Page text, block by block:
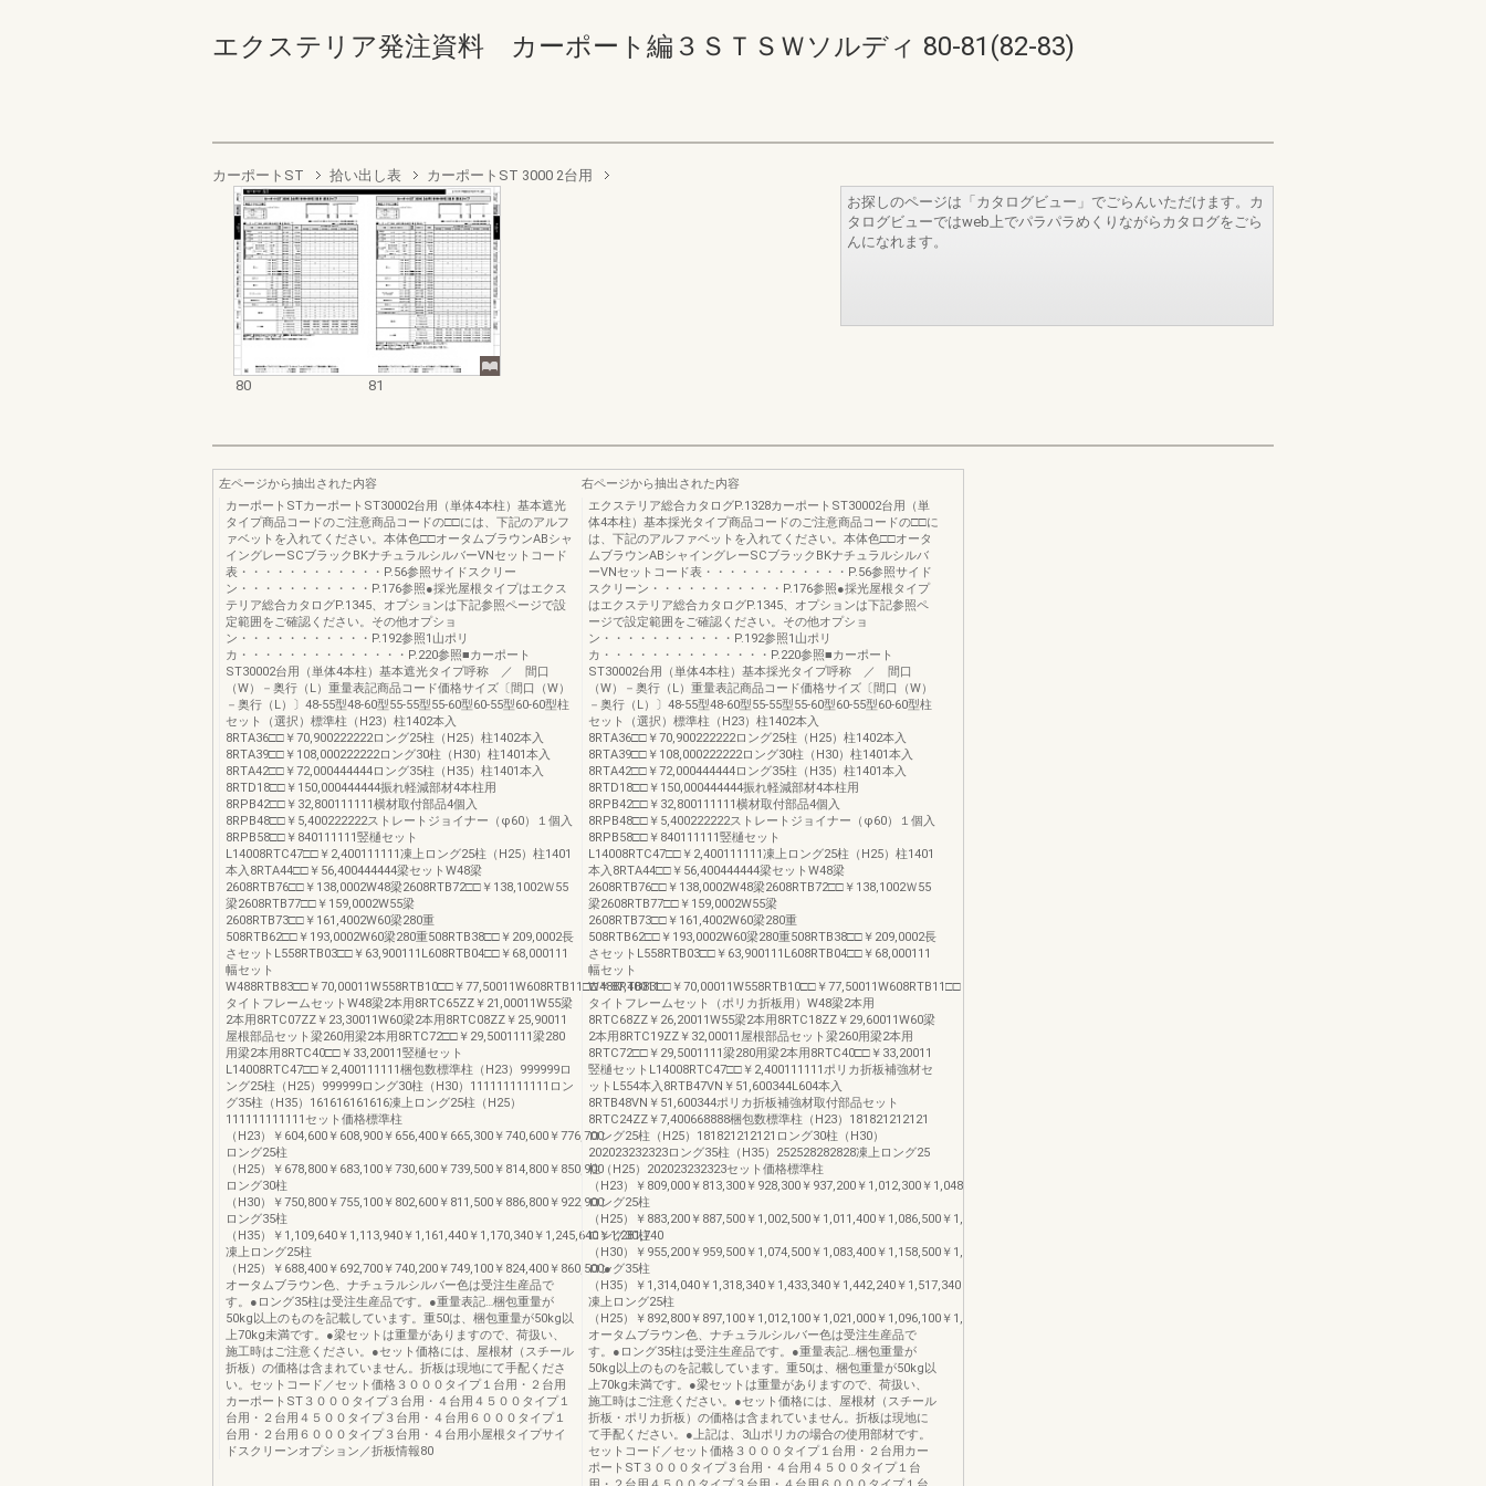
エクステリア発注資料 カーポート編３ＳＴＳＷソルディ 80-81(82-83)
カーポートST 拾い出し表 カーポートST 3000 2台用
80 81
お探しのページは「カタログビュー」でごらんいただけます。カ
タログビューではweb上でパラパラめくりながらカタログをごら
んになれます。
左ページから抽出された内容
カーポートSTカーポートST30002台用（単体4本柱）基本遮光
タイプ商品コードのご注意商品コードの□□には、下記のアルフ
ァベットを入れてください。本体色□□オータムブラウンABシャ
イングレーSCブラックBKナチュラルシルバーVNセットコード
表・・・・・・・・・・・・P.56参照サイドスクリー
ン・・・・・・・・・・・P.176参照●採光屋根タイプはエクス
テリア総合カタログP.1345、オプションは下記参照ページで設
定範囲をご確認ください。その他オプショ
ン・・・・・・・・・・・P.192参照1山ポリ
カ・・・・・・・・・・・・・・P.220参照■カーポート
ST30002台用（単体4本柱）基本遮光タイプ呼称 ／ 間口
（W）－奥行（L）重量表記商品コード価格サイズ〔間口（W）
－奥行（L）〕48-55型48-60型55-55型55-60型60-55型60-60型柱
セット（選択）標準柱（H23）柱1402本入
8RTA36□□￥70,900222222ロング25柱（H25）柱1402本入
8RTA39□□￥108,000222222ロング30柱（H30）柱1401本入
8RTA42□□￥72,000444444ロング35柱（H35）柱1401本入
8RTD18□□￥150,000444444振れ軽減部材4本柱用
8RPB42□□￥32,800111111横材取付部品4個入
8RPB48□□￥5,400222222ストレートジョイナー（φ60）１個入
8RPB58□□￥840111111竪樋セット
L14008RTC47□□￥2,400111111凍上ロング25柱（H25）柱1401
本入8RTA44□□￥56,400444444梁セットW48梁
2608RTB76□□￥138,0002W48梁2608RTB72□□￥138,1002Ｗ55
梁2608RTB77□□￥159,0002W55梁
2608RTB73□□￥161,4002W60梁280重
508RTB62□□￥193,0002W60梁280重508RTB38□□￥209,0002長
さセットL558RTB03□□￥63,900111L608RTB04□□￥68,000111
幅セット
W488RTB83□□￥70,00011W558RTB10□□￥77,50011W608RTB11□□￥87,40011
タイトフレームセットW48梁2本用8RTC65ZZ￥21,00011W55梁
2本用8RTC07ZZ￥23,30011W60梁2本用8RTC08ZZ￥25,90011
屋根部品セット梁260用梁2本用8RTC72□□￥29,5001111梁280
用梁2本用8RTC40□□￥33,20011竪樋セット
L14008RTC47□□￥2,400111111梱包数標準柱（H23）999999ロ
ング25柱（H25）999999ロング30柱（H30）111111111111ロン
グ35柱（H35）161616161616凍上ロング25柱（H25）
111111111111セット価格標準柱
（H23）￥604,600￥608,900￥656,400￥665,300￥740,600￥776,700
ロング25柱
（H25）￥678,800￥683,100￥730,600￥739,500￥814,800￥850,900
ロング30柱
（H30）￥750,800￥755,100￥802,600￥811,500￥886,800￥922,900
ロング35柱
（H35）￥1,109,640￥1,113,940￥1,161,440￥1,170,340￥1,245,640￥1,281,740
凍上ロング25柱
（H25）￥688,400￥692,700￥740,200￥749,100￥824,400￥860,500●
オータムブラウン色、ナチュラルシルバー色は受注生産品で
す。●ロング35柱は受注生産品です。●重量表記…梱包重量が
50kg以上のものを記載しています。重50は、梱包重量が50kg以
上70kg未満です。●梁セットは重量がありますので、荷扱い、
施工時はご注意ください。●セット価格には、屋根材（スチール
折板）の価格は含まれていません。折板は現地にて手配くださ
い。セットコード／セット価格３０００タイプ１台用・２台用
カーポートST３０００タイプ３台用・４台用４５００タイプ１
台用・２台用４５００タイプ３台用・４台用６０００タイプ１
台用・２台用６０００タイプ３台用・４台用小屋根タイプサイ
ドスクリーンオプション／折板情報80
右ページから抽出された内容
エクステリア総合カタログP.1328カーポートST30002台用（単
体4本柱）基本採光タイプ商品コードのご注意商品コードの□□に
は、下記のアルファベットを入れてください。本体色□□オータ
ムブラウンABシャイングレーSCブラックBKナチュラルシルバ
ーVNセットコード表・・・・・・・・・・・・P.56参照サイド
スクリーン・・・・・・・・・・・P.176参照●採光屋根タイプ
はエクステリア総合カタログP.1345、オプションは下記参照ペ
ージで設定範囲をご確認ください。その他オプショ
ン・・・・・・・・・・・P.192参照1山ポリ
カ・・・・・・・・・・・・・・P.220参照■カーポート
ST30002台用（単体4本柱）基本採光タイプ呼称 ／ 間口
（W）－奥行（L）重量表記商品コード価格サイズ〔間口（W）
－奥行（L）〕48-55型48-60型55-55型55-60型60-55型60-60型柱
セット（選択）標準柱（H23）柱1402本入
8RTA36□□￥70,900222222ロング25柱（H25）柱1402本入
8RTA39□□￥108,000222222ロング30柱（H30）柱1401本入
8RTA42□□￥72,000444444ロング35柱（H35）柱1401本入
8RTD18□□￥150,000444444振れ軽減部材4本柱用
8RPB42□□￥32,800111111横材取付部品4個入
8RPB48□□￥5,400222222ストレートジョイナー（φ60）１個入
8RPB58□□￥840111111竪樋セット
L14008RTC47□□￥2,400111111凍上ロング25柱（H25）柱1401
本入8RTA44□□￥56,400444444梁セットW48梁
2608RTB76□□￥138,0002W48梁2608RTB72□□￥138,1002Ｗ55
梁2608RTB77□□￥159,0002W55梁
2608RTB73□□￥161,4002W60梁280重
508RTB62□□￥193,0002W60梁280重508RTB38□□￥209,0002長
さセットL558RTB03□□￥63,900111L608RTB04□□￥68,000111
幅セット
W488RTB83□□￥70,00011W558RTB10□□￥77,50011W608RTB11□□￥87,40011
タイトフレームセット（ポリカ折板用）W48梁2本用
8RTC68ZZ￥26,20011W55梁2本用8RTC18ZZ￥29,60011W60梁
2本用8RTC19ZZ￥32,00011屋根部品セット梁260用梁2本用
8RTC72□□￥29,5001111梁280用梁2本用8RTC40□□￥33,20011
竪樋セットL14008RTC47□□￥2,400111111ポリカ折板補強材セ
ットL554本入8RTB47VN￥51,600344L604本入
8RTB48VN￥51,600344ポリカ折板補強材取付部品セット
8RTC24ZZ￥7,400668888梱包数標準柱（H23）181821212121
ロング25柱（H25）181821212121ロング30柱（H30）
202023232323ロング35柱（H35）252528282828凍上ロング25
柱（H25）202023232323セット価格標準柱
（H23）￥809,000￥813,300￥928,300￥937,200￥1,012,300￥1,048,400
ロング25柱
（H25）￥883,200￥887,500￥1,002,500￥1,011,400￥1,086,500￥1,122,600
ロング30柱
（H30）￥955,200￥959,500￥1,074,500￥1,083,400￥1,158,500￥1,194,600
ロング35柱
（H35）￥1,314,040￥1,318,340￥1,433,340￥1,442,240￥1,517,340￥1,553,440
凍上ロング25柱
（H25）￥892,800￥897,100￥1,012,100￥1,021,000￥1,096,100￥1,132,200●
オータムブラウン色、ナチュラルシルバー色は受注生産品で
す。●ロング35柱は受注生産品です。●重量表記…梱包重量が
50kg以上のものを記載しています。重50は、梱包重量が50kg以
上70kg未満です。●梁セットは重量がありますので、荷扱い、
施工時はご注意ください。●セット価格には、屋根材（スチール
折板・ポリカ折板）の価格は含まれていません。折板は現地に
て手配ください。●上記は、3山ポリカの場合の使用部材です。
セットコード／セット価格３０００タイプ１台用・２台用カー
ポートST３０００タイプ３台用・４台用４５００タイプ１台